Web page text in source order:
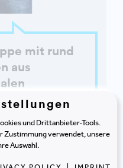
mit rund
aus
liegen.
und Drittanbieter-Tools.
Zustimmung verwendet, unsere
Auswahl.